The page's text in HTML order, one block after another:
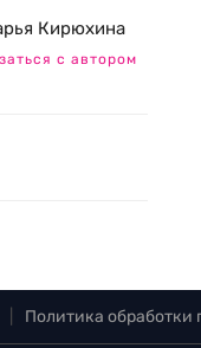
Кирюхина
с автором
Политика